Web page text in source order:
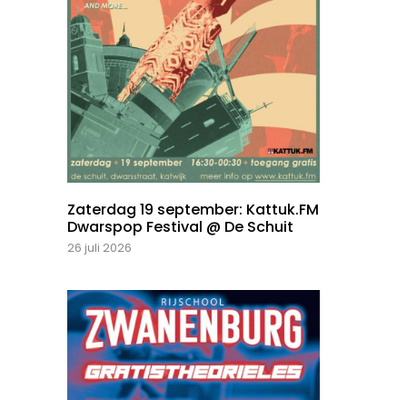
Zaterdag 19 september: Kattuk.FM
Dwarspop Festival @ De Schuit
26 juli 2026